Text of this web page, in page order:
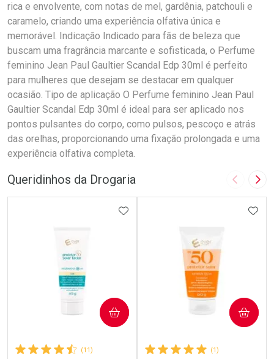
rica e envolvente, com notas de mel, gardênia, patchouli e
caramelo, criando uma experiência olfativa única e
memorável. Indicação Indicado para fãs de beleza que
buscam uma fragrância marcante e sofisticada, o Perfume
feminino Jean Paul Gaultier Scandal Edp 30ml é perfeito
para mulheres que desejam se destacar em qualquer
ocasião. Tipo de aplicação O Perfume feminino Jean Paul
Gaultier Scandal Edp 30ml é ideal para ser aplicado nos
pontos pulsantes do corpo, como pulsos, pescoço e atrás
das orelhas, proporcionando uma fixação prolongada e uma
experiência olfativa completa.
Queridinhos da Drogaria Imagem
(11)
ADICIONAR AOS FAVORITOS
COMPRAR
(1)
COMPRAR